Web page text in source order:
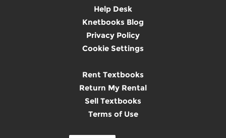
Help Desk
Knetbooks Blog
Privacy Policy
Cookie Settings
Rent Textbooks
Return My Rental
Sell Textbooks
Terms of Use